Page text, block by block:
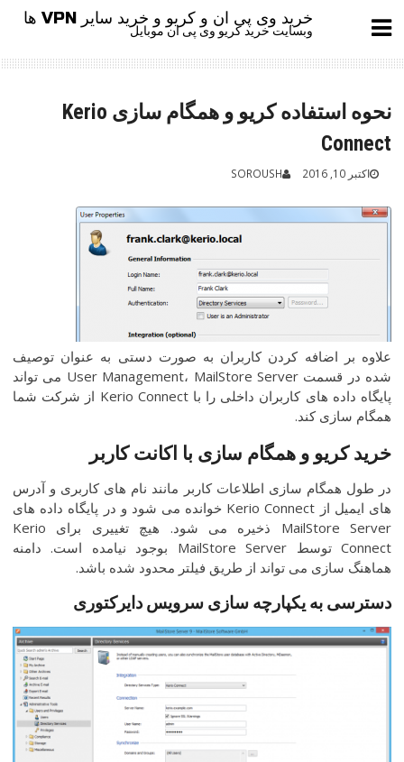
to
خرید وی پی ان و کریو و خرید سایر VPN ها
وبسایت خرید کریو وی پی ان موبایل
نحوه استفاده کریو و همگام سازی Kerio
Connect
اکتبر 10, 2016 SOROUSH
علاوه بر اضافه کردن کاربران به صورت دستی به عنوان توصیف
شده در قسمت User Management، MailStore Server می تواند
پایگاه داده های کاربران داخلی را با Kerio Connect از شرکت شما
همگام سازی کند.
خرید کریو و همگام سازی با اکانت کاربر
در طول همگام سازی اطلاعات کاربر مانند نام های کاربری و آدرس
های ایمیل از Kerio Connect خوانده می شود و در پایگاه داده های
MailStore Server ذخیره می شود. هیچ تغییری برای Kerio
Connect توسط MailStore Server بوجود نیامده است. دامنه
هماهنگ سازی می تواند از طریق فیلتر محدود شده باشد.
دسترسی به یکپارچه سازی سرویس دایرکتوری